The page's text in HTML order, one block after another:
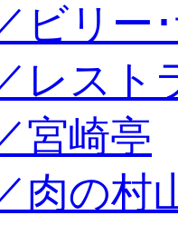
ビリー
レスト
宮崎亭
肉の村